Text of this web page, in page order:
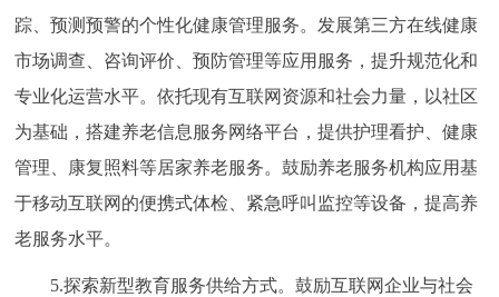
踪、预测预警的个性化健康管理服务。发展第三方在线健康
市场调查、咨询评价、预防管理等应用服务，提升规范化和
专业化运营水平。依托现有互联网资源和社会力量，以社区
为基础，搭建养老信息服务网络平台，提供护理看护、健康
管理、康复照料等居家养老服务。鼓励养老服务机构应用基
于移动互联网的便携式体检、紧急呼叫监控等设备，提高养
老服务水平。
5.探索新型教育服务供给方式。鼓励互联网企业与社会